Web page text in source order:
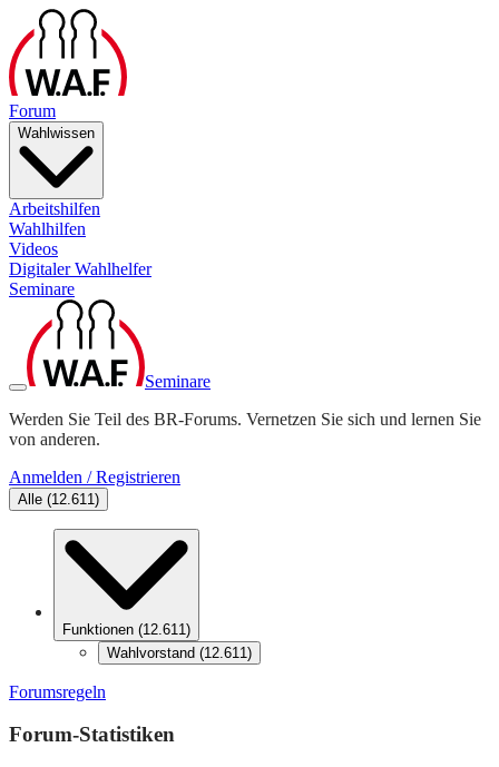
Forum
Wahlwissen
Arbeitshilfen
Wahlhilfen
Videos
Digitaler Wahlhelfer
Seminare
Seminare
Werden Sie Teil des BR-Forums. Vernetzen Sie sich und lernen Sie
von anderen.
Anmelden / Registrieren
Alle (12.611)
Funktionen (12.611)
Wahlvorstand (12.611)
Forumsregeln
Forum-Statistiken